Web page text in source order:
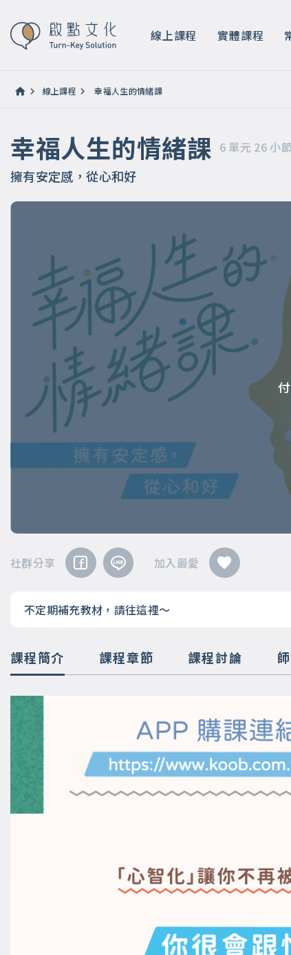
線上課程 實體課程
6 單元 26 小節，共 課時 6 小時 10 分鐘
線上課程 幸福人生的情緒課
幸福人生的情緒課 6 單元 26 小
擁有安定感，從心和好
不定期補充教材，請往這裡～
社群分享 加入最愛
課程簡介 課程章節 課程討論